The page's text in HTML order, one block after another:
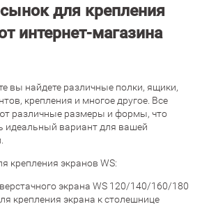
для крепления
интернет-магазина
вы найдете различные полки, ящики,
крепления и многое другое. Все
различные размеры и формы, что
идеальный вариант для вашей
крепления экранов WS:
экрана WS 120/140/160/180
крепления экрана к столешнице